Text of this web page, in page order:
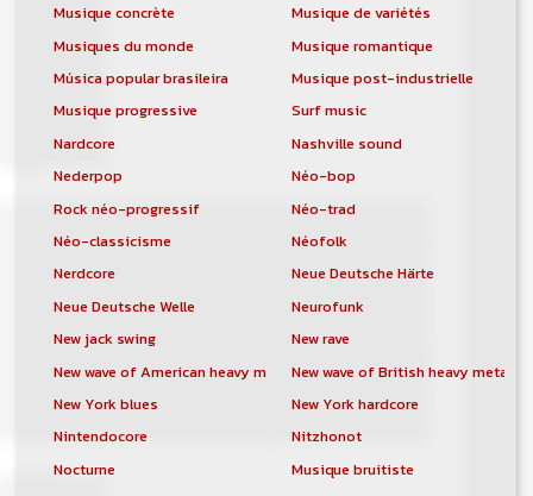
Musique concrète
Musique de variétés
Musiques du monde
Musique romantique
Música popular brasileira
Musique post-industrielle
Musique progressive
Surf music
Nardcore
Nashville sound
Nederpop
Néo-bop
Rock néo-progressif
Néo-trad
Néo-classicisme
Néofolk
Nerdcore
Neue Deutsche Härte
Neue Deutsche Welle
Neurofunk
New jack swing
New rave
New wave of American heavy metalNew wave of British heavy metal
New York blues
New York hardcore
Nintendocore
Nitzhonot
Nocturne
Musique bruitiste